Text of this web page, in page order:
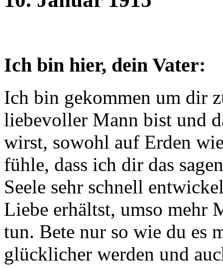
Ich bin hier, dein Vater:
Ich bin gekommen um dir
liebevoller Mann bist und
wirst, sowohl auf Erden
fühle, dass ich dir das
Seele sehr schnell
Liebe erhältst, umso mehr
tun. Bete nur so wie du es
glücklicher werden und